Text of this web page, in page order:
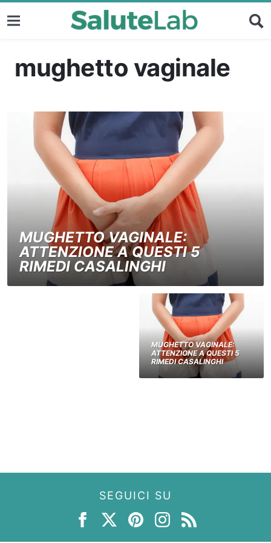
mughetto vaginale
MUGHETTO VAGINALE:
ATTENZIONE A QUESTI 5
RIMEDI CASALINGHI
MUGHETTO VAGINALE:
ATTENZIONE A QUESTI 5
RIMEDI CASALINGHI
SEGUICI SU